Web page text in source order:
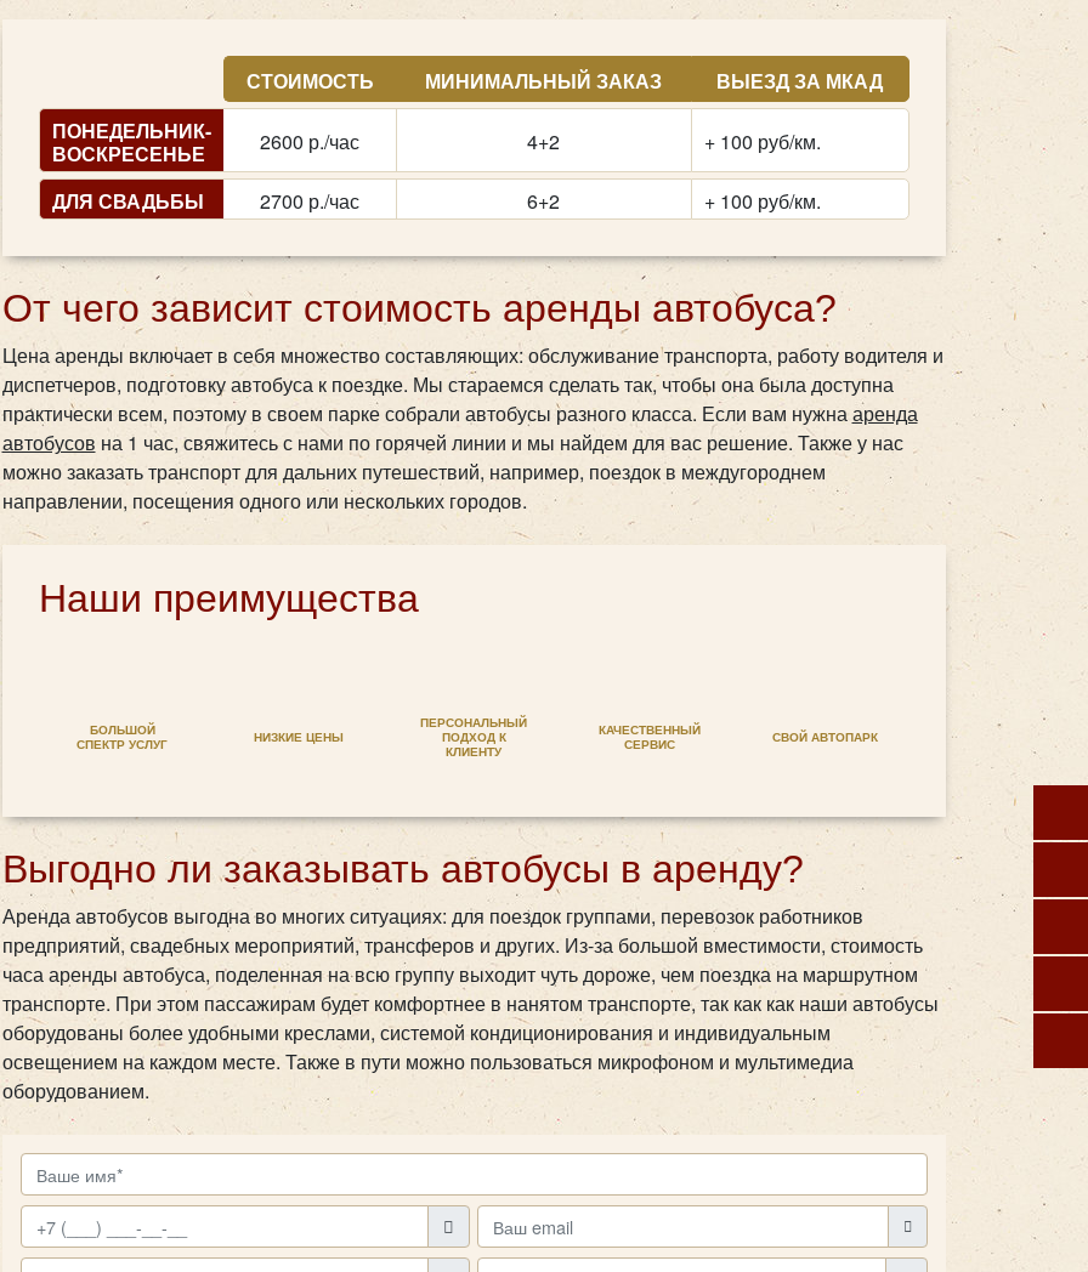
СТОИМОСТЬ МИНИМАЛЬНЫЙ ЗАКАЗ
ВЫЕЗД ЗА МКАД
ПОНЕДЕЛЬНИК-
ВОСКРЕСЕНЬЕ
2600 р./час 4+2 + 100 руб/км.
ДЛЯ СВАДЬБЫ 2700 р./час 6+2 + 100 руб/км.
От чего зависит стоимость аренды автобуса?
Цена аренды включает в себя множество составляющих: обслуживание транспорта, работу водителя и
диспетчеров, подготовку автобуса к поездке. Мы стараемся сделать так, чтобы она была доступна
практически всем, поэтому в своем парке собрали автобусы разного класса. Если вам нужнааренда
автобусов на 1 час, свяжитесь с нами по горячей линии и мы найдем для вас решение. Также у нас
можно заказать транспорт для дальних путешествий, например, поездок в междугороднем
направлении, посещения одного или нескольких городов.
Наши преимущества
БОЛЬШОЙ
СПЕКТР УСЛУГ
НИЗКИЕ ЦЕНЫ
ПЕРСОНАЛЬНЫЙ
ПОДХОД К
КЛИЕНТУ
КАЧЕСТВЕННЫЙ
СЕРВИС
СВОЙ АВТОПАРК
Выгодно ли заказывать автобусы в аренду?
Аренда автобусов выгодна во многих ситуациях: для поездок группами, перевозок работников
предприятий, свадебных мероприятий, трансферов и других. Из-за большой вместимости, стоимость
часа аренды автобуса, поделенная на всю группу выходит чуть дороже, чем поездка на маршрутном
транспорте. При этом пассажирам будет комфортнее в нанятом транспорте, так как как наши автобусы
оборудованы более удобными креслами, системой кондиционирования и индивидуальным
освещением на каждом месте. Также в пути можно пользоваться микрофоном и мультимедиа
оборудованием.